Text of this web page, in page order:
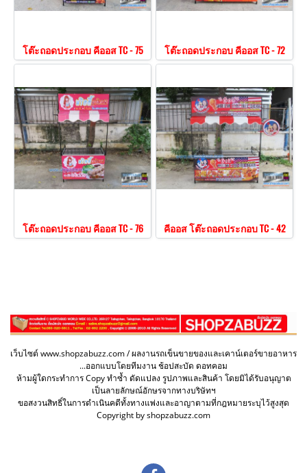
โต๊ะถอดประกอบ คีออส TC - 75 โต๊ะถอดประกอบ คีออส TC - 72
โต๊ะถอดประกอบ คีออส TC - 76 คีออส โต๊ะถอดประกอบ TC - 42
เว็บไซต์ www.shopzabuzz.com / ผลงานรถเข็นขายของและเคาน์เตอร์ขายอาหาร
...ออกแบบโดยทีมงาน ช้อปสะบัด ดอทคอม
ห้ามผู้ใดกระทำการ Copy ทำซ้ำ ดัดแปลง รูปภาพและสินค้า โดยมิได้รับอนุญาต
เป็นลายลักษณ์อักษรจากทางบริษัทฯ
ขอสงวนสิทธิ์ในการดำเนินคดีทั้งทางแพ่งและอาญาตามที่กฎหมายระบุไว้สูงสุด
Copyright by shopzabuzz.com